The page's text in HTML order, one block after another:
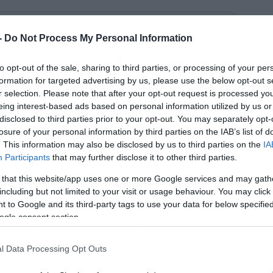
Do Not Process My Personal Information
opt-out of the sale, sharing to third parties, or processing of your
for targeted advertising by us, please use the below opt-out
selection. Please note that after your opt-out request is processed
interest-based ads based on personal information utilized by us
to third parties prior to your opt-out. You may separately
of your personal information by third parties on the IAB’s list of
This information may also be disclosed by us to third parties on the
Participants that may further disclose it to other third parties.
that this website/app uses one or more Google services and may
but not limited to your visit or usage behaviour. You may
to Google and its third-party tags to use your data for below
consent section.
Data Processing Opt Outs
ανανέωσης δεδομένης της Κυριακής
φθινοπωρινού τύπου κακοκαιρίας,
τη χώρα, το βλέπει για τις 5
στο επίκεντρο και να θέτει
αξιόλογες βροχοπτώσεις.
διάστημα έως τότε, οπότε και το